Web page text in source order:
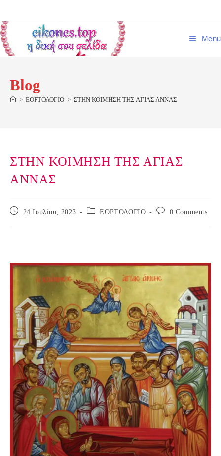
content
Menu
Blog
> ΕΟΡΤΟΛΟΓΙΟ > ΣΤΗΝ ΚΟΙΜΗΣΗ ΤΗΣ ΑΓΙΑΣ ΑΝΝΑΣ
ΣΤΗΝ ΚΟΙΜΗΣΗ ΤΗΣ ΑΓΙΑΣ
ΑΝΝΑΣ
Post
24 Ιουλίου, 2023
Post ΕΟΡΤΟΛΟΓΙΟ
Post
0 Comments